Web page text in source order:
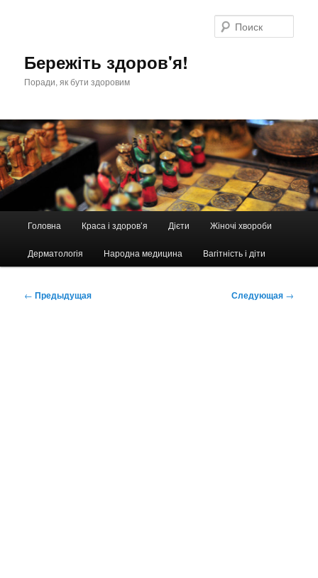
Бережіть здоров'я!
Поради, як бути здоровим
Головна Краса і здоров’я Дієти Жіночі хвороби
Дерматологія Народна медицина Вагітність і діти
Навигация
← Предыдущая Следующая →